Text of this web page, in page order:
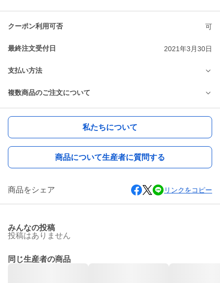
クーポン利用可否 可
最終注文受付日 2021年3月30日
支払い方法
複数商品のご注文について
私たちについて
商品について生産者に質問する
商品をシェア リンクをコピー
みんなの投稿
投稿はありません
同じ生産者の商品